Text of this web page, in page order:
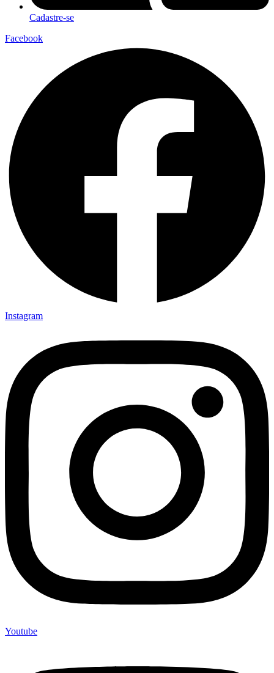
Cadastre-se
Facebook
Instagram
Youtube